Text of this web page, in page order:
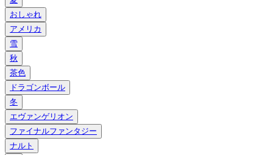
おしゃれ
アメリカ
雪
秋
茶色
ドラゴンボール
冬
エヴァンゲリオン
ファイナルファンタジー
ナルト